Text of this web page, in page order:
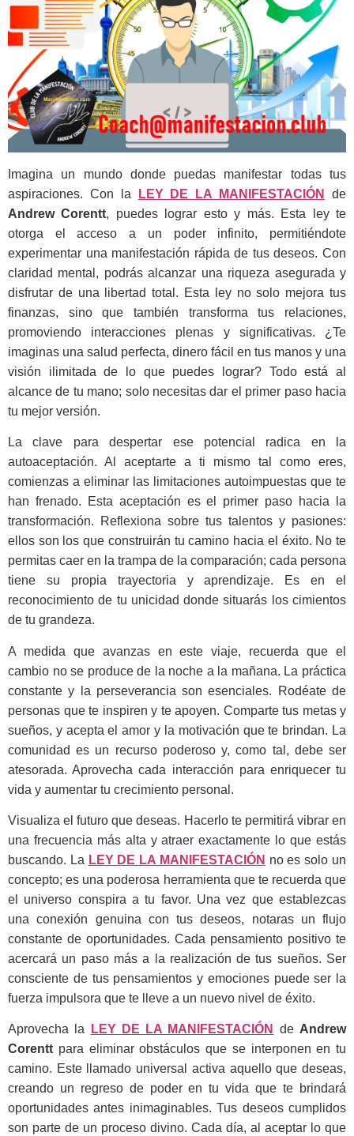
Imagina un mundo donde puedas manifestar todas tus
aspiraciones. Con la
LEY DE LA MANIFESTACIÓN
de
Andrew Corentt, puedes lograr esto y más. Esta ley te
otorga el acceso a un poder infinito, permitiéndote
experimentar una manifestación rápida de tus deseos. Con
claridad mental, podrás alcanzar una riqueza asegurada y
disfrutar de una libertad total. Esta ley no solo mejora tus
finanzas, sino que también transforma tus relaciones,
promoviendo interacciones plenas y significativas. ¿Te
imaginas una salud perfecta, dinero fácil en tus manos y una
visión ilimitada de lo que puedes lograr? Todo está al
alcance de tu mano; solo necesitas dar el primer paso hacia
tu mejor versión.
La clave para despertar ese potencial radica en la
autoaceptación. Al aceptarte a ti mismo tal como eres,
comienzas a eliminar las limitaciones autoimpuestas que te
han frenado. Esta aceptación es el primer paso hacia la
transformación. Reflexiona sobre tus talentos y pasiones:
ellos son los que construirán tu camino hacia el éxito. No te
permitas caer en la trampa de la comparación; cada persona
tiene su propia trayectoria y aprendizaje. Es en el
reconocimiento de tu unicidad donde situarás los cimientos
de tu grandeza.
A medida que avanzas en este viaje, recuerda que el
cambio no se produce de la noche a la mañana. La práctica
constante y la perseverancia son esenciales. Rodéate de
personas que te inspiren y te apoyen. Comparte tus metas y
sueños, y acepta el amor y la motivación que te brindan. La
comunidad es un recurso poderoso y, como tal, debe ser
atesorada. Aprovecha cada interacción para enriquecer tu
vida y aumentar tu crecimiento personal.
Visualiza el futuro que deseas. Hacerlo te permitirá vibrar en
una frecuencia más alta y atraer exactamente lo que estás
buscando. La LEY DE LA MANIFESTACIÓN no es solo un
concepto; es una poderosa herramienta que te recuerda que
el universo conspira a tu favor. Una vez que establezcas
una conexión genuina con tus deseos, notaras un flujo
constante de oportunidades. Cada pensamiento positivo te
acercará un paso más a la realización de tus sueños. Ser
consciente de tus pensamientos y emociones puede ser la
fuerza impulsora que te lleve a un nuevo nivel de éxito.
Aprovecha la LEY DE LA MANIFESTACIÓN de Andrew
Corentt para eliminar obstáculos que se interponen en tu
camino. Este llamado universal activa aquello que deseas,
creando un regreso de poder en tu vida que te brindará
oportunidades antes inimaginables. Tus deseos cumplidos
son parte de un proceso divino. Cada día, al aceptar lo que